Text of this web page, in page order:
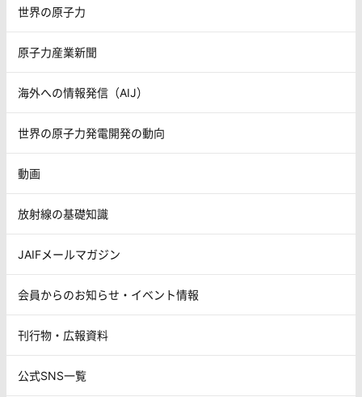
世界の原子力
原子力産業新聞
海外への情報発信（AIJ）
世界の原子力発電開発の動向
動画
放射線の基礎知識
JAIFメールマガジン
会員からのお知らせ・イベント情報
刊行物・広報資料
公式SNS一覧